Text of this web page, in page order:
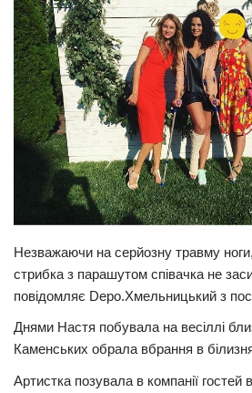
Цікаво
Наука
Технології
Історії
Рецепти
Привітання
Здоров’я
Події
Кримінал
Суспільство
Незважаючи на серйозну травму
стрибка з парашутом співачка не
повідомляє Depo.Хмельницький з
Днями Настя побувала на весіллі
Каменських обрала вбрання в
Артистка позувала в компанії гостей